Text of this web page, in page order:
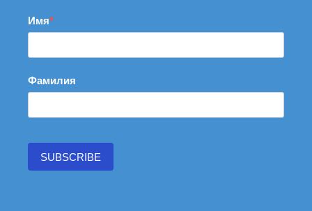
Имя
Фамилия
SUBSCRIBE